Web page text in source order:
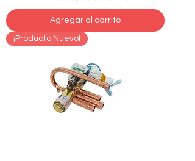
Agregar al carrito
¡Producto Nuevo!